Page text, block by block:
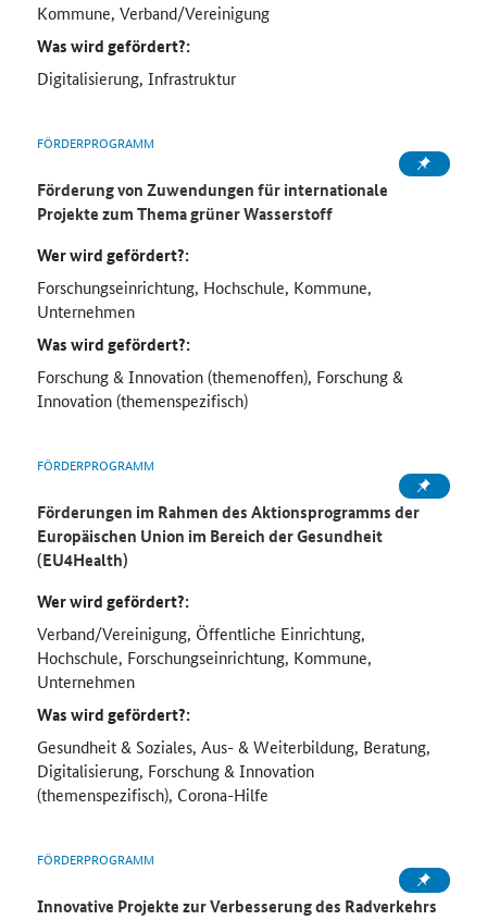
Kommune, Verband/Vereinigung
Was wird gefördert?:
Digitalisierung, Infrastruktur
FÖRDERPROGRAMM
Förderung von Zuwendungen für internationale
Projekte zum Thema grüner Wasserstoff
Wer wird gefördert?:
Forschungseinrichtung, Hochschule, Kommune,
Unternehmen
Was wird gefördert?:
Forschung & Innovation (themenoffen), Forschung &
Innovation (themenspezifisch)
FÖRDERPROGRAMM
Förderungen im Rahmen des Aktionsprogramms der
Europäischen Union im Bereich der Gesundheit
(EU4Health)
Wer wird gefördert?:
Verband/Vereinigung, Öffentliche Einrichtung,
Hochschule, Forschungseinrichtung, Kommune,
Unternehmen
Was wird gefördert?:
Gesundheit & Soziales, Aus- & Weiterbildung, Beratung,
Digitalisierung, Forschung & Innovation
(themenspezifisch), Corona-Hilfe
FÖRDERPROGRAMM
Innovative Projekte zur Verbesserung des Radverkehrs